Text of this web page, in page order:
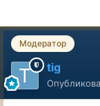
Модератор
tig